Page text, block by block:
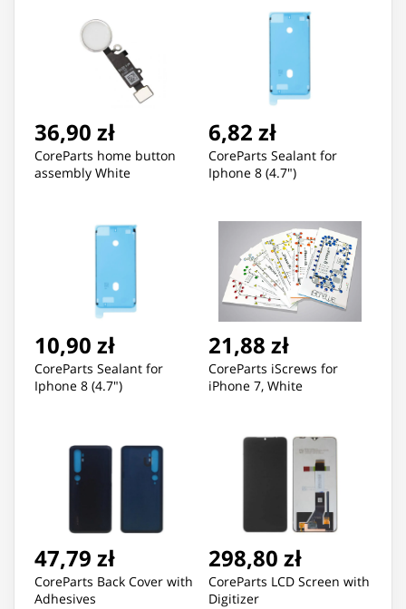
36,90 zł
CoreParts home button
assembly White
6,82 zł
CoreParts Sealant for
Iphone 8 (4.7")
10,90 zł
CoreParts Sealant for
Iphone 8 (4.7")
21,88 zł
CoreParts iScrews for
iPhone 7, White
47,79 zł
CoreParts Back Cover with
Adhesives
298,80 zł
CoreParts LCD Screen with
Digitizer